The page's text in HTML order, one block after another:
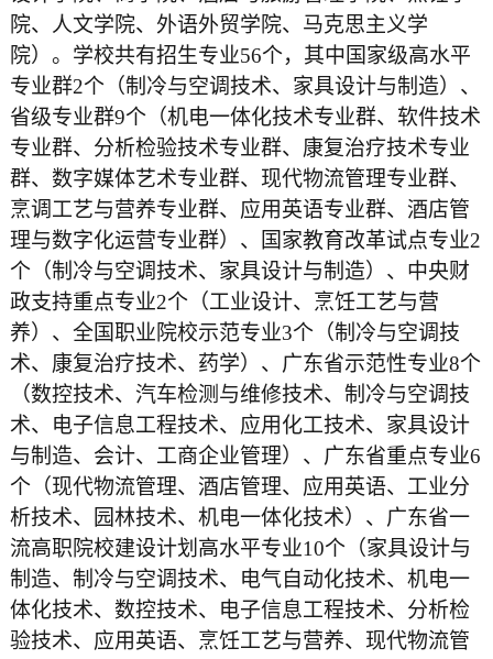
院、人文学院、外语外贸学院、马克思主义学
院）。学校共有招生专业56个，其中国家级高水平
专业群2个（制冷与空调技术、家具设计与制造）、
省级专业群9个（机电一体化技术专业群、软件技术
专业群、分析检验技术专业群、康复治疗技术专业
群、数字媒体艺术专业群、现代物流管理专业群、
烹调工艺与营养专业群、应用英语专业群、酒店管
理与数字化运营专业群）、国家教育改革试点专业2
个（制冷与空调技术、家具设计与制造）、中央财
政支持重点专业2个（工业设计、烹饪工艺与营
养）、全国职业院校示范专业3个（制冷与空调技
术、康复治疗技术、药学）、广东省示范性专业8个
（数控技术、汽车检测与维修技术、制冷与空调技
术、电子信息工程技术、应用化工技术、家具设计
与制造、会计、工商企业管理）、广东省重点专业6
个（现代物流管理、酒店管理、应用英语、工业分
析技术、园林技术、机电一体化技术）、广东省一
流高职院校建设计划高水平专业10个（家具设计与
制造、制冷与空调技术、电气自动化技术、机电一
体化技术、数控技术、电子信息工程技术、分析检
验技术、应用英语、烹饪工艺与营养、现代物流管